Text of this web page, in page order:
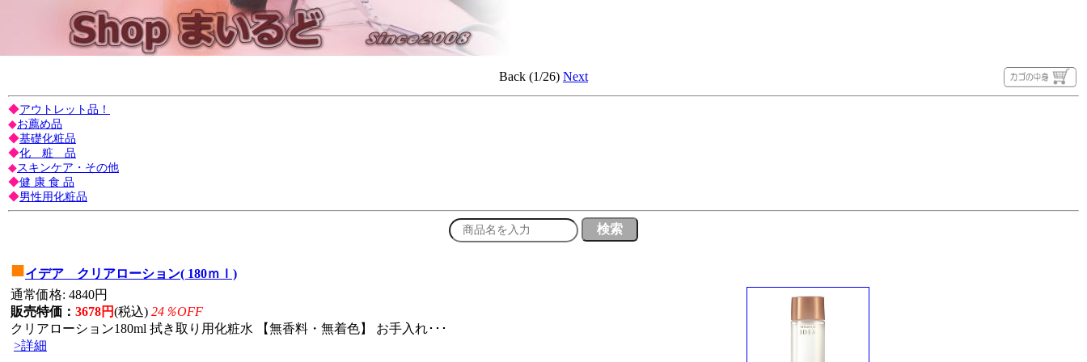
Back (1/26) Next
◆アウトレット品！
◆お薦め品
◆基礎化粧品
◆化 粧 品
◆スキンケア・その他
◆健 康 食 品
◆男性用化粧品
■イデア クリアローション( 180ｍｌ)
通常価格: 4840円
販売特価： 3678円(税込) 24％OFF
クリアローション180ml 拭き取り用化粧水 【無香料・無着色】 お手入れ･･･
>詳細